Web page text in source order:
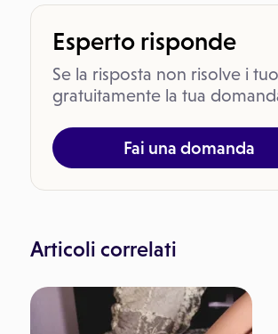
Esperto risponde
Se la risposta non risolve i
gratuitamente la tua
Fai una domanda
Articoli correlati